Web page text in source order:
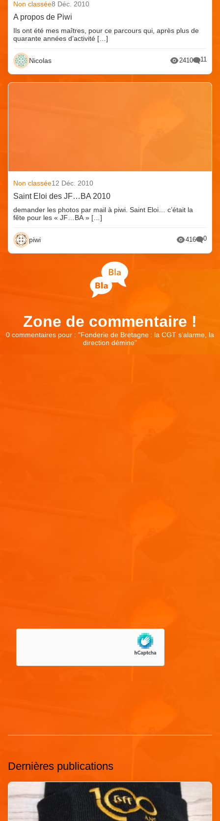
Non classée8 Déc. 2010
A propos de Piwi
Ils ont été mes maîtres, pour ce parcours qui, après plus de
quarante années d’activité […]
Nicolas 2410 11
Non classée12 Déc. 2010
Saint Eloi des JF…BA 2010
demander les photos par mail à piwi. Saint Eloi… c’était la
fête pour les « JF…BA » […]
piwi 416 0
Zone de commentaire !
0 commentaires pour : "Fonderie de Bretagne : la CGT s’alarme, la
direction démine"
Dernières publications